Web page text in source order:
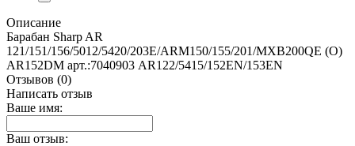
Описание
Барабан Sharp AR
121/151/156/5012/5420/203E/ARM150/155/201/MXB200QE (O)
AR152DM арт.:7040903 AR122/5415/152EN/153EN
Отзывов (0)
Написать отзыв
Ваше имя:
Ваш отзыв: